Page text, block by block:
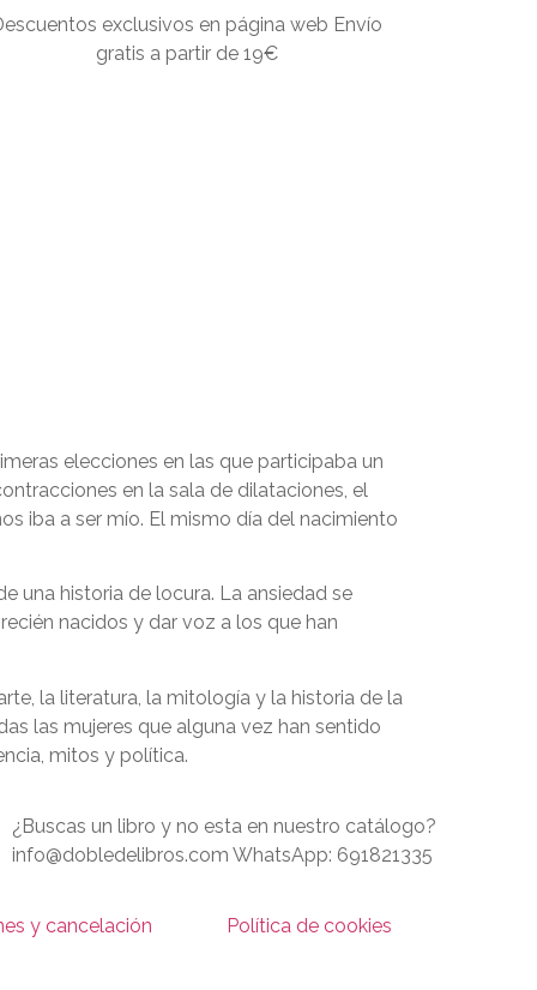
exclusivos en página web Envío
gratis a partir de 19€
elecciones en las que participaba un
en la sala de dilataciones, el
iba a ser mío. El mismo día del nacimiento
una historia de locura. La ansiedad se
nacidos y dar voz a los que han
la literatura, la mitología y la historia de la
las mujeres que alguna vez han sentido
mitos y política.
¿Buscas un libro y no esta en nuestro catálogo?
info@dobledelibros.com WhatsApp: 691821335
y cancelación Política de cookies